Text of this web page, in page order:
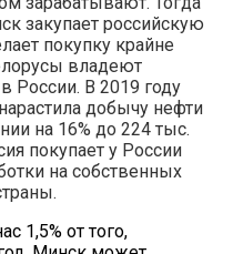
закупает российскую
покупку крайне
владеют
В 2019 году
добычу нефти
на 16% до 224 тыс.
покупает у России
на собственных
1,5% от того,